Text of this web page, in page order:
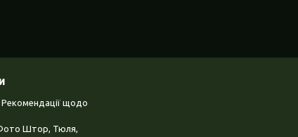
Рекомендації щодо
Штор, Тюля,